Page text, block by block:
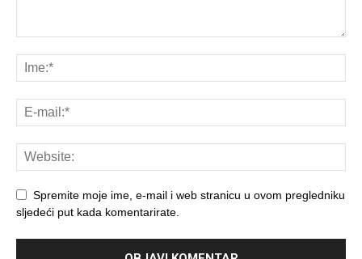
Spremite moje ime, e-mail i web stranicu u ovom pregledniku
sljedeći put kada komentarirate.